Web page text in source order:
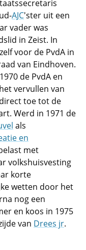
AJC'ster uit een
vader was
in Zeist. In
voor de PvdA in
van Eindhoven.
de PvdA en
vervullen van
toe tot de
Werd in 1971 de
als
en
met
volkshuisvesting
korte
wetten door het
nog een
en koos in 1975
van Drees jr.